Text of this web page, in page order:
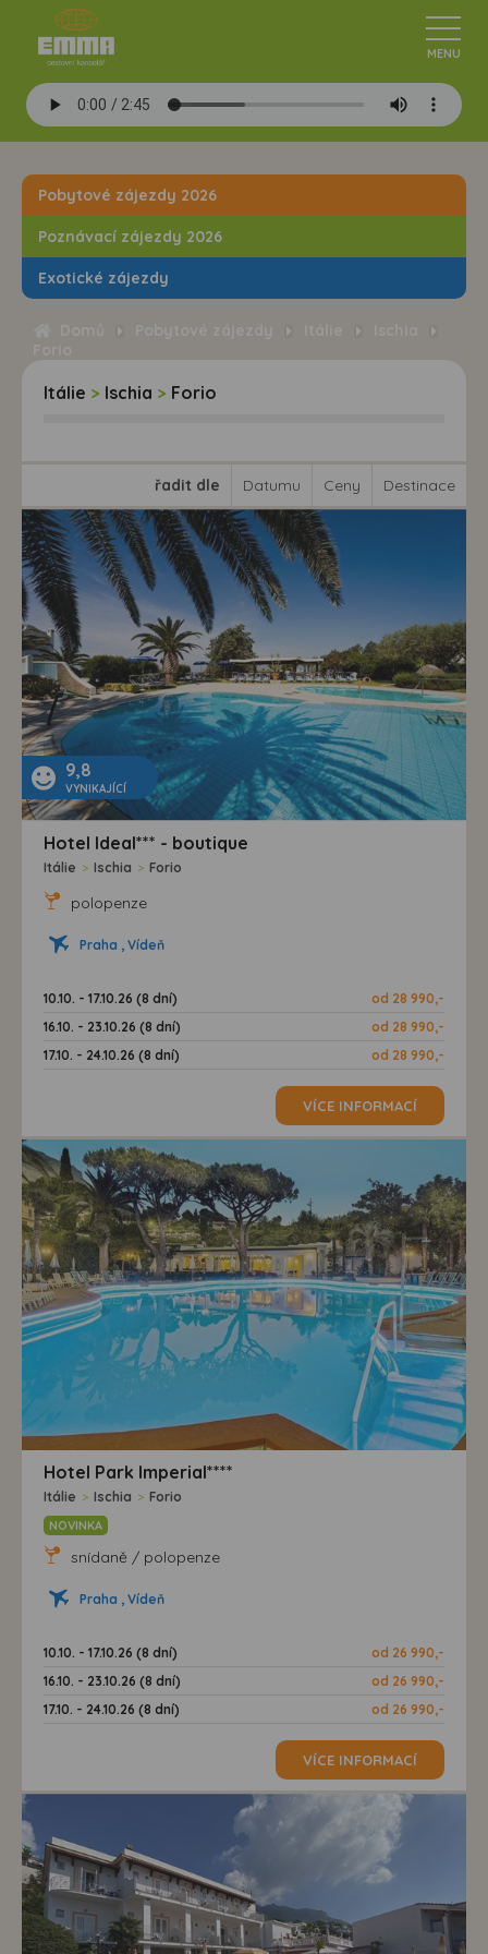
Pobytové zájezdy 2026
Poznávací zájezdy 2026
Exotické zájezdy
Itálie > Ischia > Forio
řadit dle Datumu Ceny Destinace
9,8
VYNIKAJÍCÍ
Hotel Ideal*** - boutique
Itálie > Ischia > Forio
polopenze
Praha , Vídeň
10.10. - 17.10.26 (8 dní)
od 28 990,-
16.10. - 23.10.26 (8 dní)
od 28 990,-
17.10. - 24.10.26 (8 dní)
od 28 990,-
VÍCE INFORMACÍ
Hotel Park Imperial****
Itálie > Ischia > Forio
NOVINKA
snídaně / polopenze
Praha , Vídeň
10.10. - 17.10.26 (8 dní)
od 26 990,-
16.10. - 23.10.26 (8 dní)
od 26 990,-
17.10. - 24.10.26 (8 dní)
od 26 990,-
VÍCE INFORMACÍ